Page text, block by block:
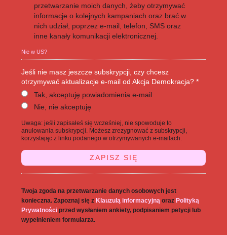
przetwarzanie moich danych, żeby otrzymywać
informacje o kolejnych kampaniach oraz brać w
nich udział, poprzez e-mail, telefon, SMS oraz
inne kanały komunikacji elektronicznej.
Nie wUS?
Jeśli nie masz jeszcze subskrypcji, czy chcesz
otrzymywać aktualizacje e-mail od Akcja Demokracja? *
Tak, akceptuję powiadomienia e-mail
Nie, nie akceptuję
Uwaga: jeśli zapisałeś się wcześniej, nie spowoduje to
anulowania subskrypcji. Możesz zrezygnować z subskrypcji,
korzystając z linku podanego w otrzymywanych e-mailach.
Twoja zgoda na przetwarzanie danych osobowych jest
konieczna. Zapoznaj się z Klauzulą informacyjną oraz Polityką
Prywatności przed wysłaniem ankiety, podpisaniem petycji lub
wypełnieniem formularza.